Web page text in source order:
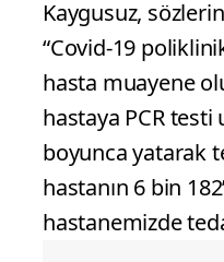
Kaygusuz,
“Covid-19
hasta muayene
hastaya PCR testi
boyunca yatarak
hastanın 6 bin
hastanemizde